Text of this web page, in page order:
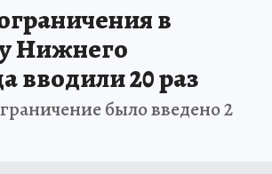
в
Нижнего
вводили 20 раз
было введено 2